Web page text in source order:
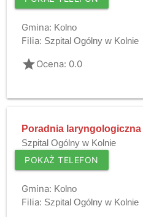
Gmina: Kolno
Filia: Szpital Ogólny w Kolnie
gradeOcena: 0.0
Poradnia laryngologiczna
Szpital Ogólny w Kolnie
POKAŻ TELEFON
Gmina: Kolno
Filia: Szpital Ogólny w Kolnie